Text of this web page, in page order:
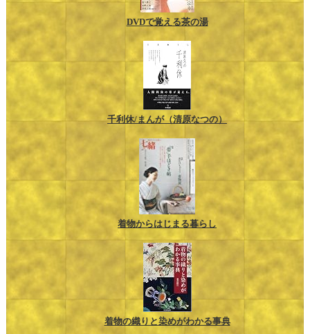
DVDで覚える茶の湯
千利休/まんが（清原なつの）
着物からはじまる暮らし
着物の織りと染めがわかる事典